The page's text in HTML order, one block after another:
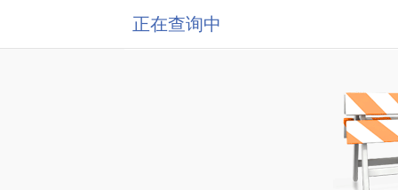
正在查询中